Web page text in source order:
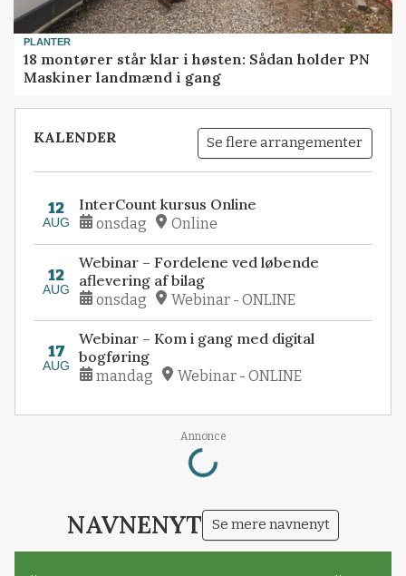
PLANTER
18 montører står klar i høsten: Sådan holder PN
Maskiner landmænd i gang
KALENDER Se flere arrangementer
12
AUG
InterCount kursus Online
onsdag Online
12
AUG
Webinar – Fordelene ved løbende
aflevering af bilag
onsdag Webinar - ONLINE
17
AUG
Webinar – Kom i gang med digital
bogføring
mandag Webinar - ONLINE
Annonce
Loading...
NAVNENYT Se mere navnenyt